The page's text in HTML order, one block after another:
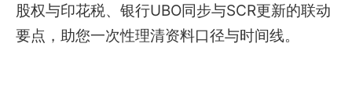
股权与印花税、银行UBO同步与SCR更新的联动
要点，助您一次性理清资料口径与时间线。